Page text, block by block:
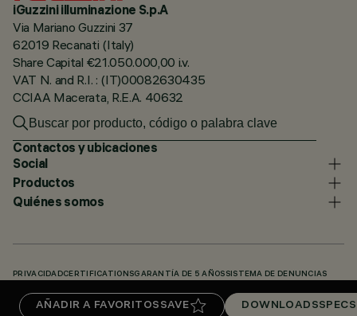
AÑADIR A FAVORITOS SAVE DOWNLOADSSPECS
iGuzzini illuminazione S.p.A
Via Mariano Guzzini 37
62019 Recanati (Italy)
Share Capital €21.050.000,00 i.v.
VAT N. and R.I. : (IT)00082630435
CCIAA Macerata, R.E.A. 40632
Contactos y ubicaciones
Social
Productos
Quiénes somos
PRIVACIDADCERTIFICATIONSGARANTÍA DE 5 AÑOS SISTEMA DE DENUNCIAS
KNOWLEDGE BASE (LOGIN REQUIRED)DOWNLOADS